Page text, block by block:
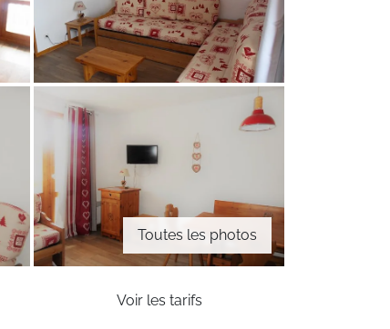
Toutes les photos
Voir les tarifs